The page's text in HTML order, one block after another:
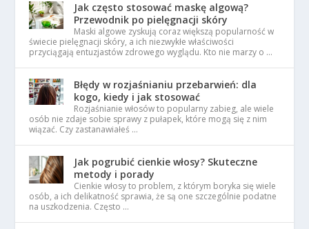
Jak często stosować maskę algową?
Przewodnik po pielęgnacji skóry
Maski algowe zyskują coraz większą popularność w
świecie pielęgnacji skóry, a ich niezwykłe właściwości
przyciągają entuzjastów zdrowego wyglądu. Kto nie marzy o …
Błędy w rozjaśnianiu przebarwień: dla
kogo, kiedy i jak stosować
Rozjaśnianie włosów to popularny zabieg, ale wiele
osób nie zdaje sobie sprawy z pułapek, które mogą się z nim
wiązać. Czy zastanawiałeś …
Jak pogrubić cienkie włosy? Skuteczne
metody i porady
Cienkie włosy to problem, z którym boryka się wiele
osób, a ich delikatność sprawia, że są one szczególnie podatne
na uszkodzenia. Często …